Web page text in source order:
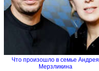
Что произошло в семье Андрея
Мерзликина